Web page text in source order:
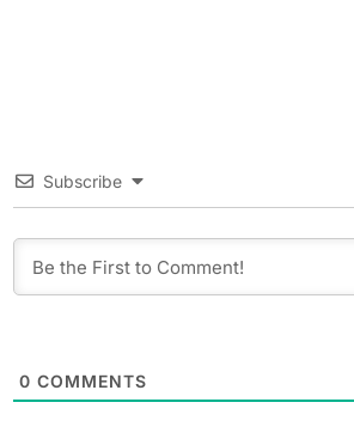
Subscribe
0 COMMENTS